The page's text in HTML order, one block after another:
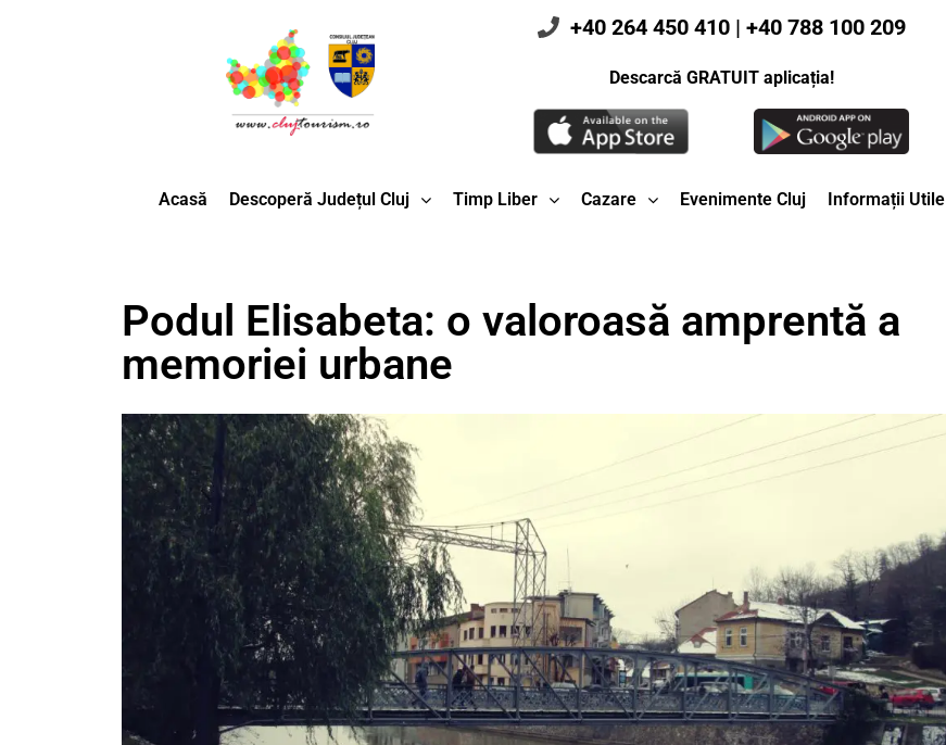
+40 264 450 410 | +40 788 100 209
Descarcă GRATUIT aplicația!
Acasă Descoperă Județul Cluj Timp Liber Cazare Evenimente Cluj Informații Utile
Podul Elisabeta: o valoroasă amprentă a
memoriei urbane